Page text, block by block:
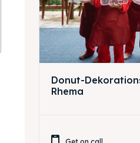
Donut-
Rhema